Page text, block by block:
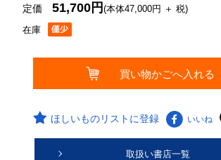
在庫
定価51,700円(本体47,000円 ＋ 税)
ほしいものリストに登録 いいね
取扱い書店一覧